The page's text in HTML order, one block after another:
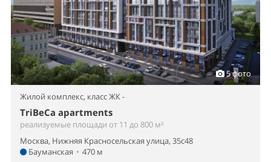
5 фото
Жилой комплекс, класс ЖК -
TriBeCa apartments
реализуемые площади от 11 до 800 м²
Москва, Нижняя Красносельская улица, 35с48
Бауманская • 470 м